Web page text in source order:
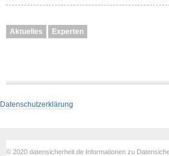
Aktuelles Experten
Datenschutzerklärung
© 2020 datensicherheit.de Informationen zu